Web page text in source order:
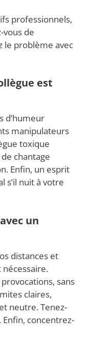
professionnels,
vous de
le problème avec
est
d’humeur
manipulateurs
toxique
chantage
Enfin, un esprit
s’il nuit à votre
un
distances et
sans
claires,
neutre. Tenez-
concentrez-